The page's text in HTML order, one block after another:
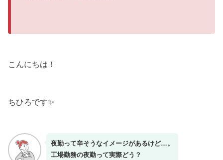
こんにちは！
ちひろです✨
夜勤って辛そうなイメージがあるけど…。
工場勤務の夜勤って実際どう？